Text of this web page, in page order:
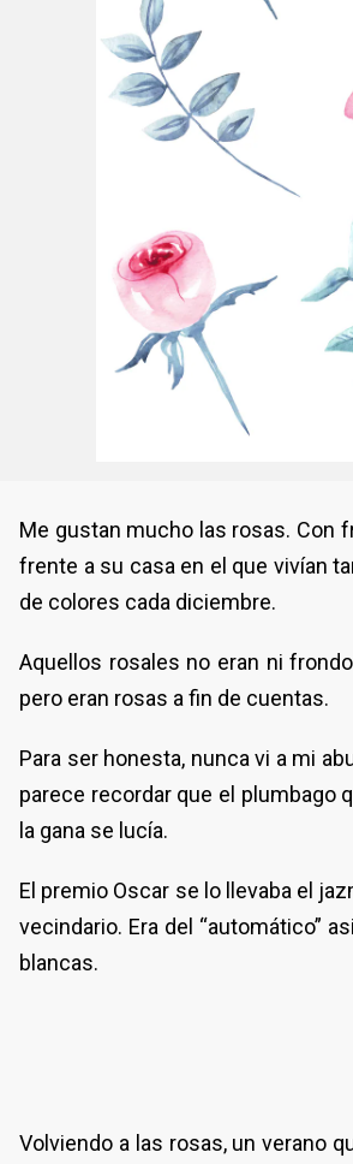
Me gustan mucho las rosas. Con
frente a su casa en el que vivían
de colores cada diciembre.
Aquellos rosales no eran ni
pero eran rosas a fin de cuentas.
Para ser honesta, nunca vi a mi
parece recordar que el plumbago
la gana se lucía.
El premio Oscar se lo llevaba el
vecindario. Era del “automático”
blancas.
Volviendo a las rosas, un verano